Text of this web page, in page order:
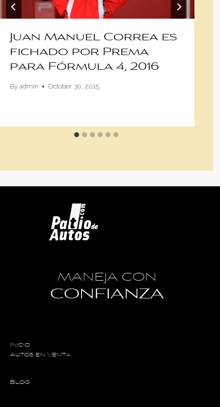
Juan Manuel Correa es
fichado por Prema
para Fórmula 4, 2016
Byadmin October 30, 2015
MANEJA CON
CONFIANZA
Inicio
Autos en Venta
Blog